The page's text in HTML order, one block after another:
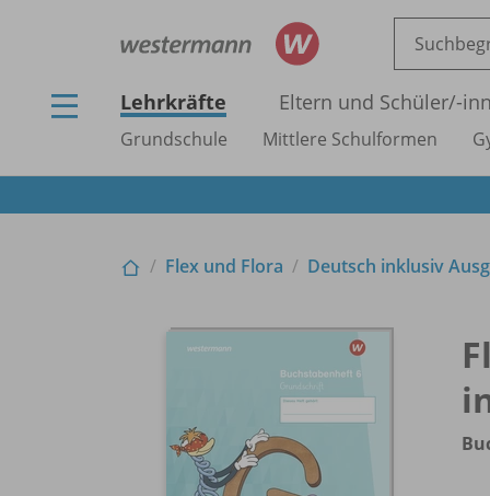
Lehrkräfte Eltern und Schüler/-
Grundschule Mittlere Schulformen
Flex und Flora Deutsch inklusiv